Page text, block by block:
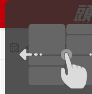
今日 2026年8月10日